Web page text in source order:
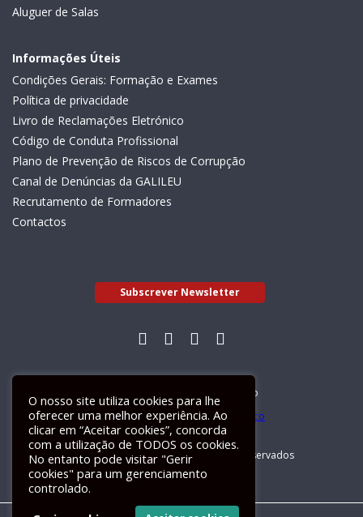
Aluguer de Salas
Informações Úteis
Condições Gerais: Formação e Exames
Política de privacidade
Livro de Reclamações Eletrónico
Código de Conduta Profissional
Plano de Prevenção de Riscos de Corrupção
Canal de Denúncias da GALILEU
Recrutamento de Formadores
Contactos
Subscrever Newsletter
Livro de Reclamações Electrónico
GALILEU 2026 © Todos os direitos reservados
O nosso site utiliza cookies para lhe
oferecer uma melhor experiência. Ao
clicar em “Aceitar cookies”, concorda
com a utilização de TODOS os cookies.
No entanto pode visitar "Gerir
cookies" para um gerenciamento
controlado.